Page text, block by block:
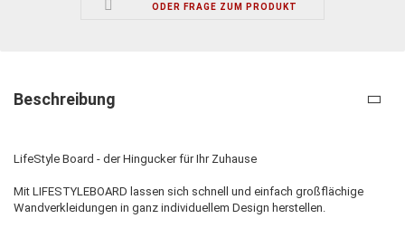
ODER FRAGE ZUM PRODUKT
Beschreibung
LifeStyle Board - der Hingucker für Ihr Zuhause
Mit LIFESTYLEBOARD lassen sich schnell und einfach großflächige
Wandverkleidungen in ganz individuellem Design herstellen.